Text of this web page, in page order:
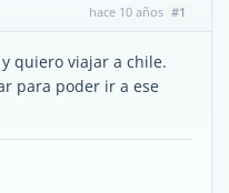
hace 10 años #1
quiero viajar a chile.
para poder ir a ese